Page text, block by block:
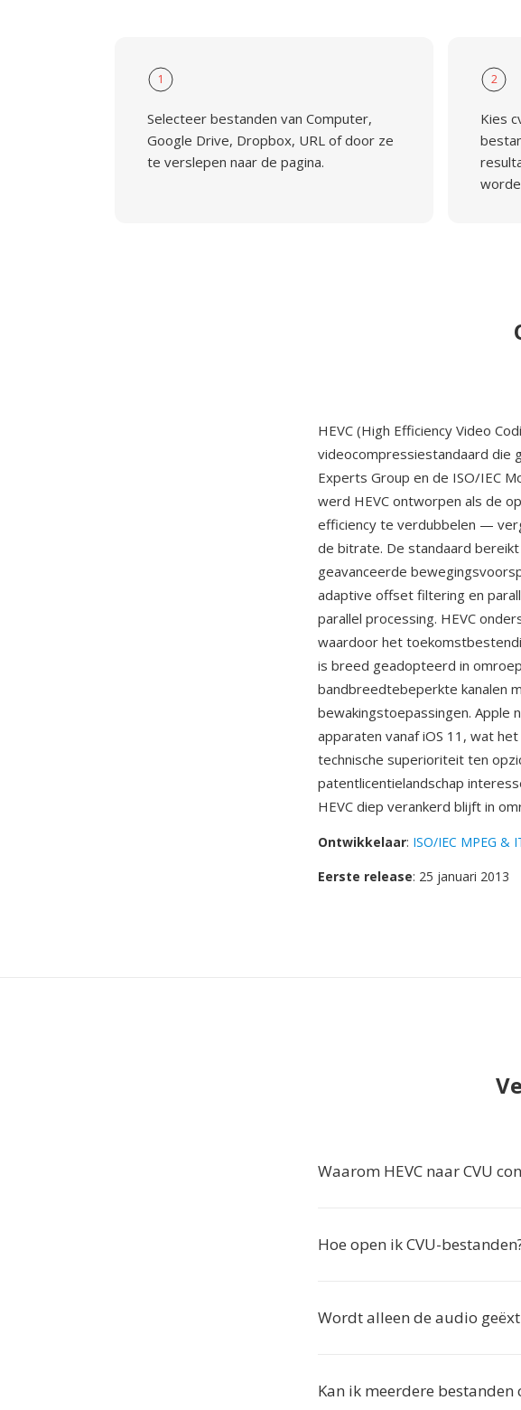
1
Selecteer bestanden van Computer,
Google Drive, Dropbox, URL of door ze
te verslepen naar de pagina.
2
Kies
HEVC (High Efficiency Video
videocompressiestandaard die
Experts Group en de ISO/IEC
werd HEVC ontworpen als de
efficiency te verdubbelen —
de bitrate. De standaard
geavanceerde
adaptive offset filtering en
parallel processing. HEVC
waardoor het
is breed geadopteerd in
bandbreedtebeperkte kanalen
bewakingstoepassingen. Apple
apparaten vanaf iOS 11, wat
technische superioriteit ten
patentlicentielandschap
HEVC diep verankerd blijft in
Ontwikkelaar: ISO/IEC MPEG &
Eerste release: 25 januari 2013
Waarom HEVC naar CVU
Hoe open ik CVU-
Wordt alleen de audio
Kan ik meerdere bestanden